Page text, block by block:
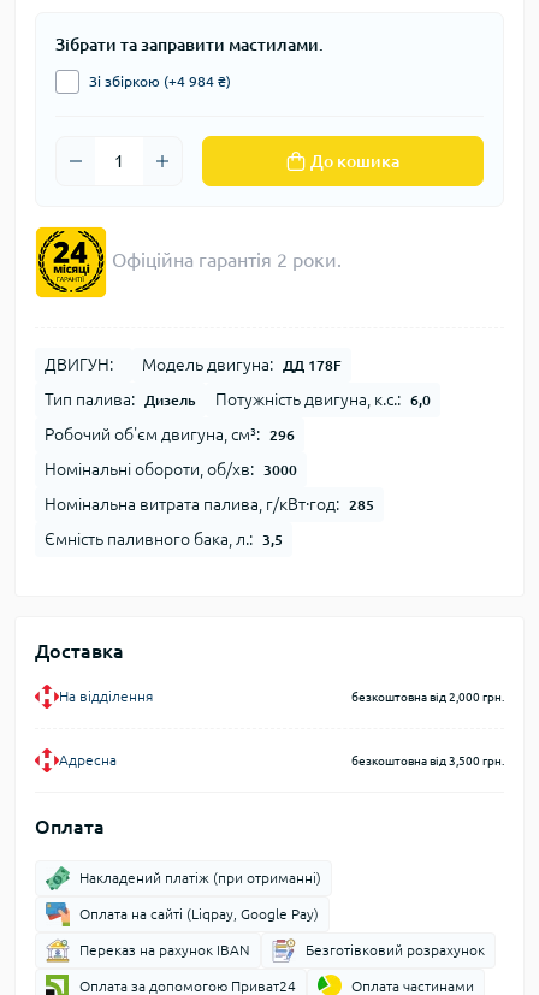
Зібрати та заправити мастилами.
Зі збіркою (+4 984 ₴)
До кошика
Офіційна гарантія 2 роки.
ДВИГУН: Модель двигуна: ДД 178F
Тип палива: Дизель Потужність двигуна, к.с.: 6,0
Робочий об'єм двигуна, см³: 296
Номінальні обороти, об/хв: 3000
Номінальна витрата палива, г/кВт∙год: 285
Ємність паливного бака, л.: 3,5
Доставка
На відділення безкоштовна від 2,000 грн.
Адресна безкоштовна від 3,500 грн.
Оплата
Накладений платіж (при отриманні)
Оплата на сайті (Liqpay, Google Pay)
Переказ на рахунок IBAN Безготівковий розрахунок
Оплата за допомогою Приват24 Оплата частинами